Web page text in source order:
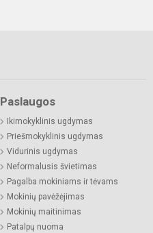
Paslaugos
Ikimokyklinis ugdymas
Priešmokyklinis ugdymas
Vidurinis ugdymas
Neformalusis švietimas
Pagalba mokiniams ir tėvams
Mokinių pavėžėjimas
Mokinių maitinimas
Patalpų nuoma